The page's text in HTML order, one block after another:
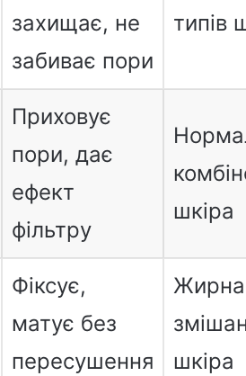
захищає, не
забиває пори
типів
Приховує
пори, дає
ефект
фільтру
шкіра
Фіксує,
матує без
пересушення
шкіра